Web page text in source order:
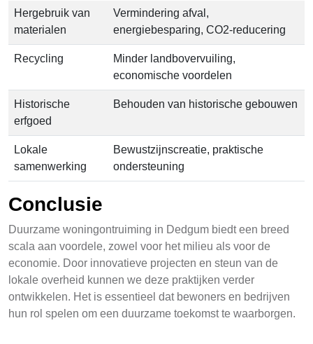
Hergebruik van
materialen
Vermindering afval,
energiebesparing, CO2-reducering
Recycling
Minder landbovervuiling,
economische voordelen
Historische
erfgoed
Behouden van historische gebouwen
Lokale
samenwerking
Bewustzijnscreatie, praktische
ondersteuning
Conclusie
Duurzame woningontruiming in Dedgum biedt een breed
scala aan voordele, zowel voor het milieu als voor de
economie. Door innovatieve projecten en steun van de
lokale overheid kunnen we deze praktijken verder
ontwikkelen. Het is essentieel dat bewoners en bedrijven
hun rol spelen om een duurzame toekomst te waarborgen.